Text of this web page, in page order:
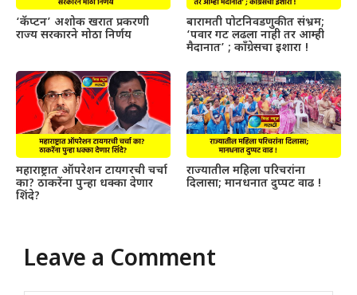
‘कॅप्टन’ अशोक खरात प्रकरणी
राज्य सरकारने मोठा निर्णय
बारामती पोटनिवडणुकीत संभ्रम;
‘पवार गट लढला नाही तर आम्ही
मैदानात’ ; काँग्रेसचा इशारा !
महाराष्ट्रात ऑपरेशन टायगरची चर्चा
का? ठाकरेंना पुन्हा धक्का देणार
शिंदे?
राज्यातील महिला परिचरांना
दिलासा; मानधनात दुप्पट वाढ !
Leave a Comment